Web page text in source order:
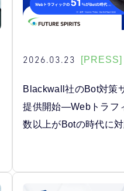
2026.03.23 [PRESS]
Blackwall社のBot対策
提供開始―Webトラフ
数以上がBotの時代に